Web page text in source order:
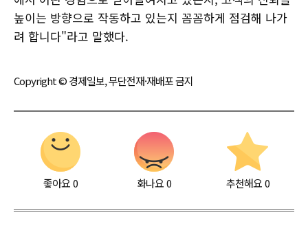
높이는 방향으로 작동하고 있는지 꼼꼼하게 점검해 나가
려 합니다"라고 말했다.
Copyright © 경제일보, 무단전재·재배포 금지
좋아요0 화나요0 추천해요 0